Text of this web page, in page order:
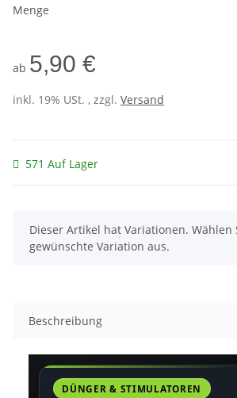
Menge
ab 5,90 €
inkl. 19% USt. , zzgl. Versand
571 Auf Lager
x
Dieser Artikel hat Variationen. Wählen
gewünschte Variation aus.
Beschreibung
DÜNGER & STIMULATOREN